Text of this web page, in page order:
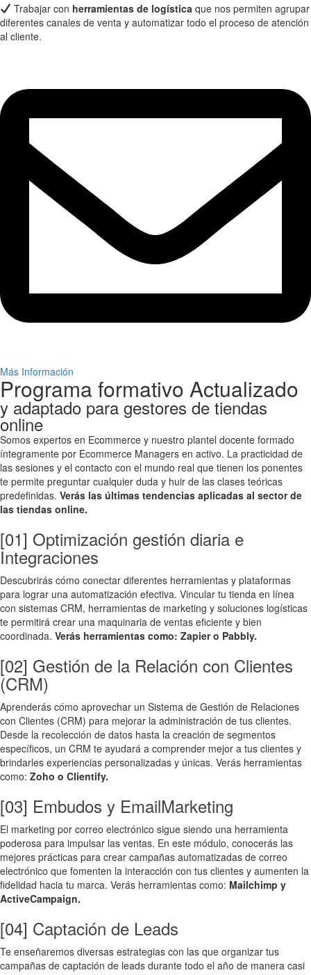
Trabajar con herramientas de logística que nos permiten agrupar
diferentes canales de venta y automatizar todo el proceso de atención
al cliente.
Más Información
Programa formativo Actualizado
y adaptado para gestores de tiendas
online
Somos expertos en Ecommerce y nuestro plantel docente formado
íntegramente por Ecommerce Managers en activo. La practicidad de
las sesiones y el contacto con el mundo real que tienen los ponentes
te permite preguntar cualquier duda y huir de las clases teóricas
predefinidas. Verás las últimas tendencias aplicadas al sector de
las tiendas online.
[01] Optimización gestión diaria e
Integraciones
Descubrirás cómo conectar diferentes herramientas y plataformas
para lograr una automatización efectiva. Vincular tu tienda en línea
con sistemas CRM, herramientas de marketing y soluciones logísticas
te permitirá crear una maquinaria de ventas eficiente y bien
coordinada. Verás herramientas como: Zapier o Pabbly.
[02] Gestión de la Relación con Clientes
(CRM)
Aprenderás cómo aprovechar un Sistema de Gestión de Relaciones
con Clientes (CRM) para mejorar la administración de tus clientes.
Desde la recolección de datos hasta la creación de segmentos
específicos, un CRM te ayudará a comprender mejor a tus clientes y
brindarles experiencias personalizadas y únicas. Verás herramientas
como: Zoho o Clientify.
[03] Embudos y EmailMarketing
El marketing por correo electrónico sigue siendo una herramienta
poderosa para impulsar las ventas. En este módulo, conocerás las
mejores prácticas para crear campañas automatizadas de correo
electrónico que fomenten la interacción con tus clientes y aumenten la
fidelidad hacia tu marca. Verás herramientas como: Mailchimp y
ActiveCampaign.
[04] Captación de Leads
Te enseñaremos diversas estrategias con las que organizar tus
campañas de captación de leads durante todo el año de manera casi